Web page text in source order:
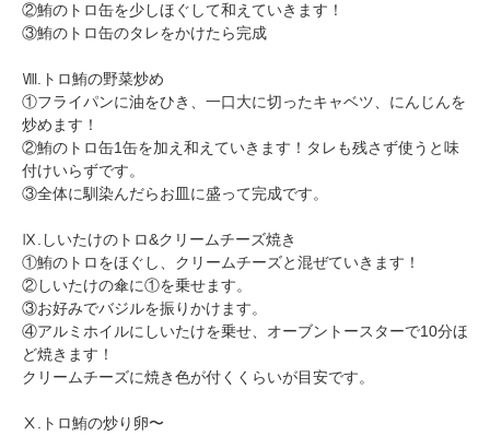
②鮪のトロ缶を少しほぐして和えていきます！
③鮪のトロ缶のタレをかけたら完成
Ⅷ.トロ鮪の野菜炒め
①フライパンに油をひき、一口大に切ったキャベツ、にんじんを
炒めます！
②鮪のトロ缶1缶を加え和えていきます！タレも残さず使うと味
付けいらずです。
③全体に馴染んだらお皿に盛って完成です。
Ⅸ.しいたけのトロ&クリームチーズ焼き
①鮪のトロをほぐし、クリームチーズと混ぜていきます！
②しいたけの傘に①を乗せます。
③お好みでバジルを振りかけます。
④アルミホイルにしいたけを乗せ、オーブントースターで10分ほ
ど焼きます！
クリームチーズに焼き色が付くくらいが目安です。
Ⅹ.トロ鮪の炒り卵〜